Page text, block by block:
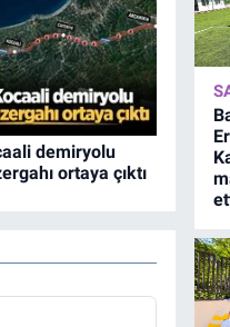
demiryolu
ortaya çıktı